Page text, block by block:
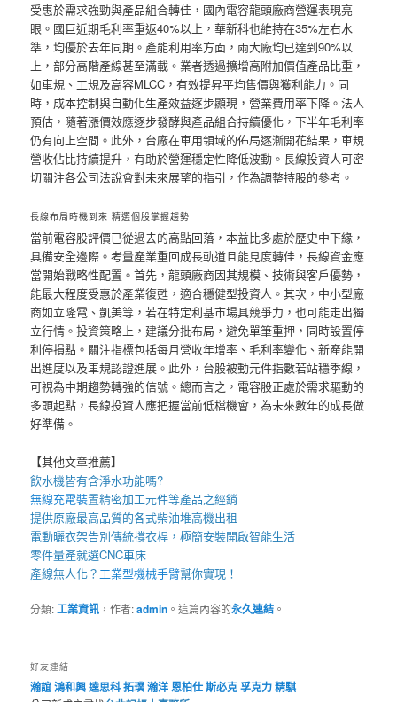
受惠於需求強勁與產品組合轉佳，國內電容龍頭廠商營運表現亮
眼。國巨近期毛利率重返40%以上，華新科也維持在35%左右水
準，均優於去年同期。產能利用率方面，兩大廠均已達到90%以
上，部分高階產線甚至滿載。業者透過擴增高附加價值產品比重，
如車規、工規及高容MLCC，有效提昇平均售價與獲利能力。同
時，成本控制與自動化生產效益逐步顯現，營業費用率下降。法人
預估，隨著漲價效應逐步發酵與產品組合持續優化，下半年毛利率
仍有向上空間。此外，台廠在車用領域的佈局逐漸開花結果，車規
營收佔比持續提升，有助於營運穩定性降低波動。長線投資人可密
切關注各公司法說會對未來展望的指引，作為調整持股的參考。
長線布局時機到來 精選個股掌握趨勢
當前電容股評價已從過去的高點回落，本益比多處於歷史中下緣，
具備安全邊際。考量產業重回成長軌道且能見度轉佳，長線資金應
當開始戰略性配置。首先，龍頭廠商因其規模、技術與客戶優勢，
能最大程度受惠於產業復甦，適合穩健型投資人。其次，中小型廠
商如立隆電、凱美等，若在特定利基市場具競爭力，也可能走出獨
立行情。投資策略上，建議分批布局，避免單筆重押，同時設置停
利停損點。關注指標包括每月營收年增率、毛利率變化、新產能開
出進度以及車規認證進展。此外，台股被動元件指數若站穩季線，
可視為中期趨勢轉強的信號。總而言之，電容股正處於需求驅動的
多頭起點，長線投資人應把握當前低檔機會，為未來數年的成長做
好準備。
【其他文章推薦】
飲水機皆有含淨水功能嗎?
無線充電裝置精密加工元件等產品之經銷
提供原廠最高品質的各式柴油堆高機出租
電動曬衣架告別傳統撐衣桿，極簡安裝開啟智能生活
零件量產就選CNC車床
產線無人化？ 工業型機械手臂幫你實現！
分類:工業資訊 ，作者:admin 。這篇內容的永久連結 。
好友連結
瀚誼鴻和興達思科拓璞瀚洋恩柏仕斯必克孚克力精騏